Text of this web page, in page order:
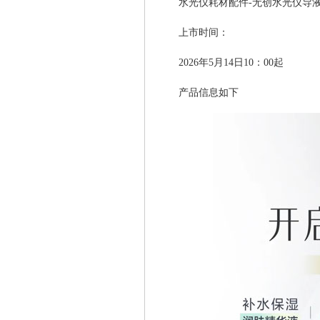
水光仪耗材配件-无创水光仪导
上市时间：
2026年5月14日10：00起
产品信息如下